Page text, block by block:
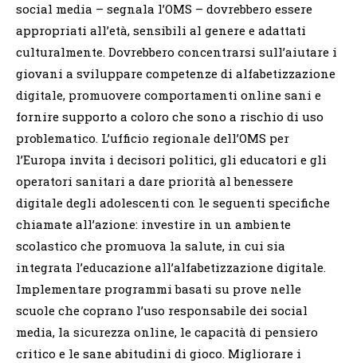
social media – segnala l’OMS – dovrebbero essere
appropriati all’età, sensibili al genere e adattati
culturalmente. Dovrebbero concentrarsi sull’aiutare i
giovani a sviluppare competenze di alfabetizzazione
digitale, promuovere comportamenti online sani e
fornire supporto a coloro che sono a rischio di uso
problematico. L’ufficio regionale dell’OMS per
l’Europa invita i decisori politici, gli educatori e gli
operatori sanitari a dare priorità al benessere
digitale degli adolescenti con le seguenti specifiche
chiamate all’azione: investire in un ambiente
scolastico che promuova la salute, in cui sia
integrata l’educazione all’alfabetizzazione digitale.
Implementare programmi basati su prove nelle
scuole che coprano l’uso responsabile dei social
media, la sicurezza online, le capacità di pensiero
critico e le sane abitudini di gioco. Migliorare i